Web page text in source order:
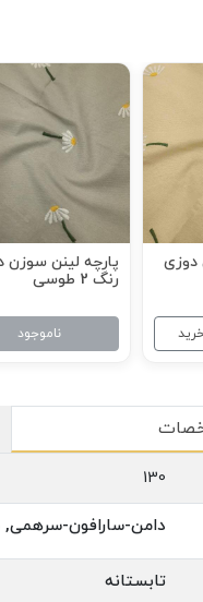
دوزی
پارچه لینن سوزن
رنگ 2 طوسی
ناموجود
130
دامن-سارافون-سرهمی,
تابستانه